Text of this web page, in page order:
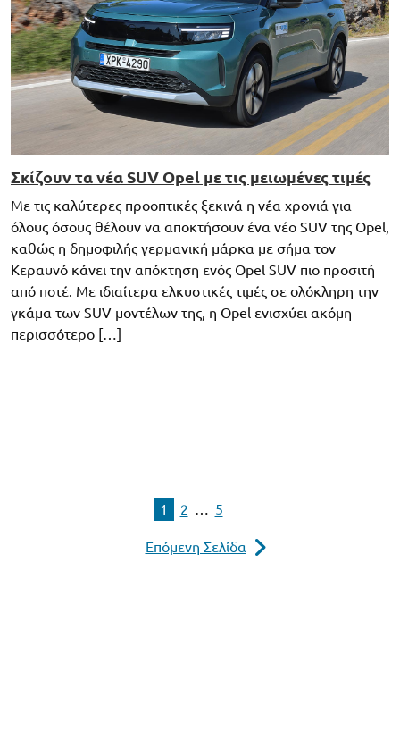
Σκίζουν τα νέα SUV Opel με τις μειωμένες τιμές
Με τις καλύτερες προοπτικές ξεκινά η νέα χρονιά για
όλους όσους θέλουν να αποκτήσουν ένα νέο SUV της Opel,
καθώς η δημοφιλής γερμανική μάρκα με σήμα τον
Κεραυνό κάνει την απόκτηση ενός Opel SUV πιο προσιτή
από ποτέ. Με ιδιαίτερα ελκυστικές τιμές σε ολόκληρη την
γκάμα των SUV μοντέλων της, η Opel ενισχύει ακόμη
περισσότερο […]
1 2 … 5
Επόμενη Σελίδα